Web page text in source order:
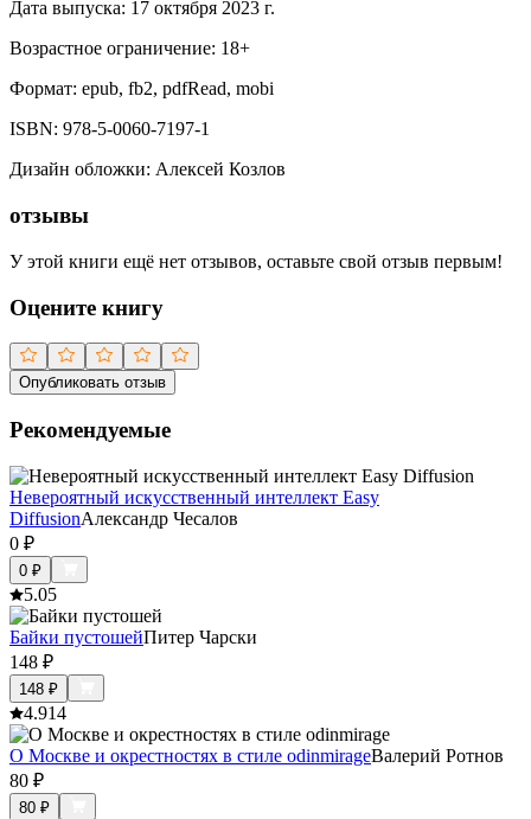
Дата выпуска: 17 октября 2023 г.
Возрастное ограничение: 18+
Формат: epub, fb2, pdfRead, mobi
ISBN: 978-5-0060-7197-1
Дизайн обложки: Алексей Козлов
отзывы
У этой книги ещё нет отзывов, оставьте свой отзыв первым!
Оцените книгу
Опубликовать отзыв
Рекомендуемые
Невероятный искусственный интеллект Easy
DiffusionАлександр Чесалов
0 ₽
0 ₽
5.05
Байки пустошейПитер Чарски
148 ₽
148 ₽
4.914
О Москве и окрестностях в стиле odinmirageВалерий Ротнов
80 ₽
80 ₽